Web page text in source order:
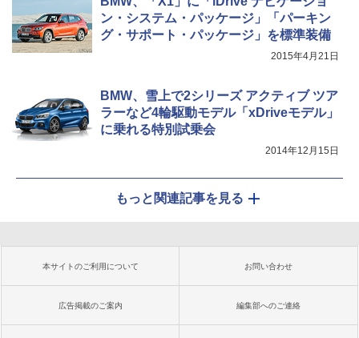
ン・システム・パッケージ」「パーキン
グ・サポート・パッケージ」を標準装備
2015年4月21日
BMW、雪上で2シリーズ アクティブ ツア
ラーなど4輪駆動モデル「xDriveモデル」
に乗れる特別試乗会
2014年12月15日
もっと関連記事を見る
本サイトのご利用について お問い合わせ
広告掲載のご案内 編集部へのご連絡